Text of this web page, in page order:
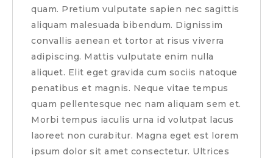
quam. Pretium vulputate sapien nec sagittis
aliquam malesuada bibendum. Dignissim
convallis aenean et tortor at risus viverra
adipiscing. Mattis vulputate enim nulla
aliquet. Elit eget gravida cum sociis natoque
penatibus et magnis. Neque vitae tempus
quam pellentesque nec nam aliquam sem et.
Morbi tempus iaculis urna id volutpat lacus
laoreet non curabitur. Magna eget est lorem
ipsum dolor sit amet consectetur. Ultrices